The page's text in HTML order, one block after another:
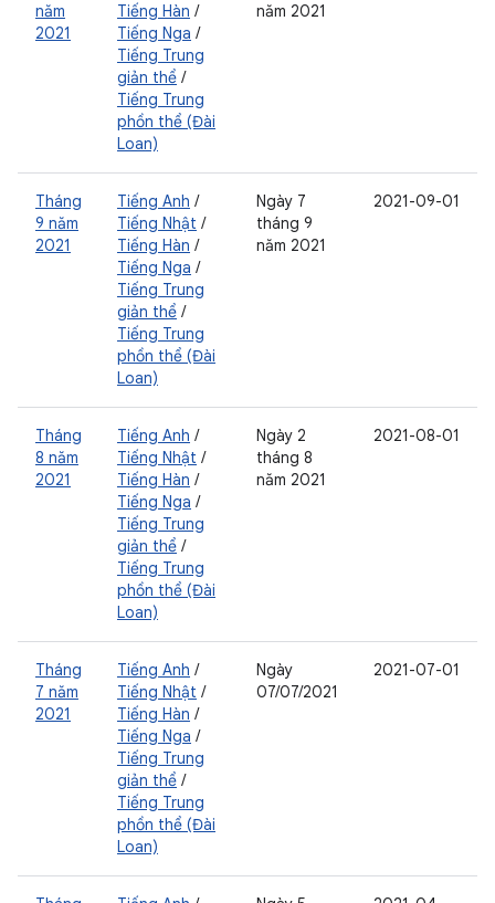
năm
2021
Tiếng Hàn /
Tiếng Nga /
Tiếng Trung
giản thể /
Tiếng Trung
phồn thể (Đài
Loan)
năm 2021
Tháng
9 năm
2021
Tiếng Anh /
Tiếng Nhật /
Tiếng Hàn /
Tiếng Nga /
Tiếng Trung
giản thể /
Tiếng Trung
phồn thể (Đài
Loan)
Ngày 7
tháng 9
năm 2021
2021-09-01
Tháng
8 năm
2021
Tiếng Anh /
Tiếng Nhật /
Tiếng Hàn /
Tiếng Nga /
Tiếng Trung
giản thể /
Tiếng Trung
phồn thể (Đài
Loan)
Ngày 2
tháng 8
năm 2021
2021-08-01
Tháng
7 năm
2021
Tiếng Anh /
Tiếng Nhật /
Tiếng Hàn /
Tiếng Nga /
Tiếng Trung
giản thể /
Tiếng Trung
phồn thể (Đài
Loan)
Ngày
07/07/2021
2021-07-01